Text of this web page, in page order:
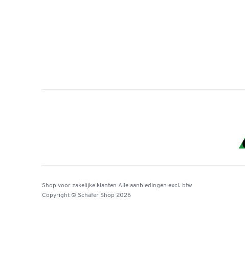
Shop voor zakelijke klanten Alle aanbiedingen excl. btw
Copyright © Schäfer Shop 2026